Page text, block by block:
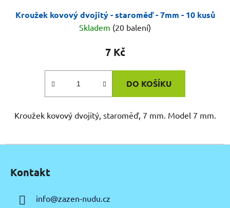
Kroužek kovový dvojitý - staroměď - 7mm - 10 kusů
Skladem (20 balení)
7 Kč
DO KOŠÍKU
Kroužek kovový dvojitý, staroměď, 7 mm. Model 7 mm.
Kontakt
info@zazen-nudu.cz